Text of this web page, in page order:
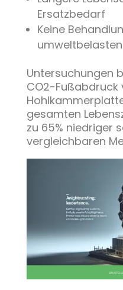
Ersatzbedarf
Keine
Untersuchungen
CO2-Fußabdruck
gesamten
zu 65% niedriger
vergleichbaren